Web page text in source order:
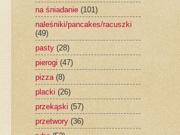
na śniadanie (101)
naleśniki/pancakes/racuszki
(49)
pasty (28)
pierogi (47)
pizza (8)
placki (26)
przekąski (57)
przetwory (36)